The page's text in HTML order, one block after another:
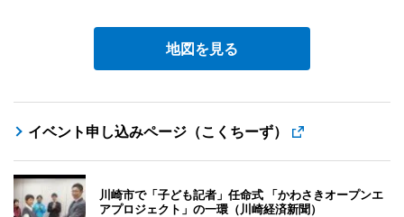
地図を見る
イベント申し込みページ（こくちーず）
川崎市で「子ども記者」任命式 「かわさきオープンエ
アプロジェクト」の一環（川崎経済新聞）